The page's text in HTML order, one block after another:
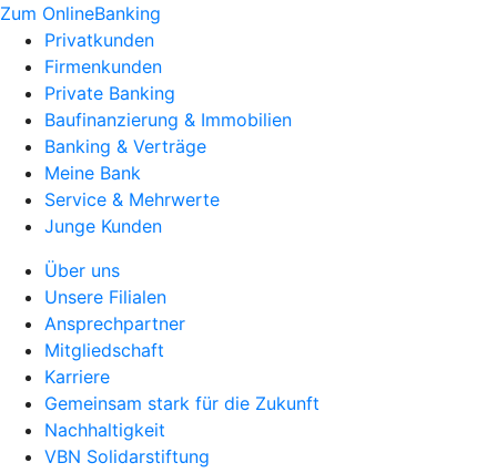
Zum OnlineBanking
Privatkunden
Firmenkunden
Private Banking
Baufinanzierung & Immobilien
Banking & Verträge
Meine Bank
Service & Mehrwerte
Junge Kunden
Über uns
Unsere Filialen
Ansprechpartner
Mitgliedschaft
Karriere
Gemeinsam stark für die Zukunft
Nachhaltigkeit
VBN Solidarstiftung